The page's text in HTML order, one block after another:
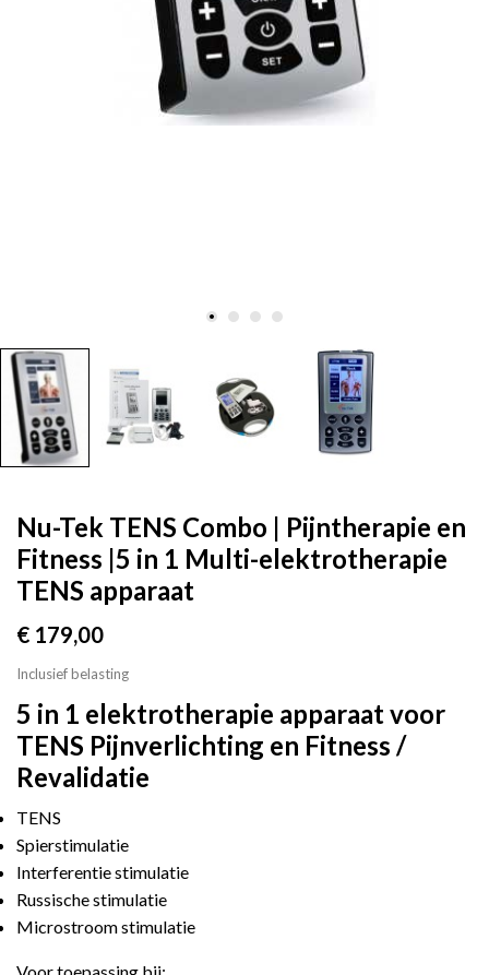
Nu-Tek TENS Combo | Pijntherapie en
Fitness |5 in 1 Multi-elektrotherapie
TENS apparaat
€ 179,00
Inclusief belasting
5 in 1 elektrotherapie apparaat voor
TENS Pijnverlichting en Fitness /
Revalidatie
TENS
Spierstimulatie
Interferentie stimulatie
Russische stimulatie
Microstroom stimulatie